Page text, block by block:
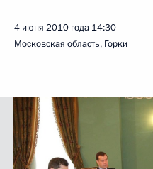
4 июня 2010 года 14:30
Московская область, Горки